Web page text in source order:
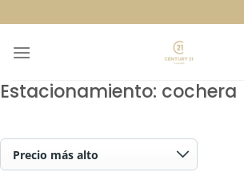
to
content
Estacionamiento: cochera